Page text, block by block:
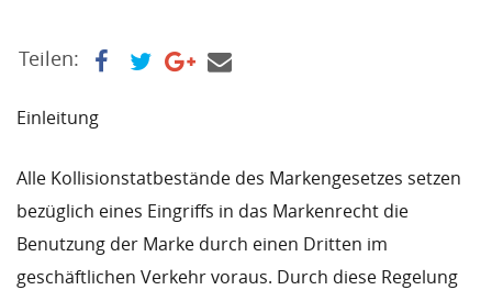
Teilen:
Einleitung
Alle Kollisionstatbestände des Markengesetzes setzen
bezüglich eines Eingriffs in das Markenrecht die
Benutzung der Marke durch einen Dritten im
geschäftlichen Verkehr voraus. Durch diese Regelung